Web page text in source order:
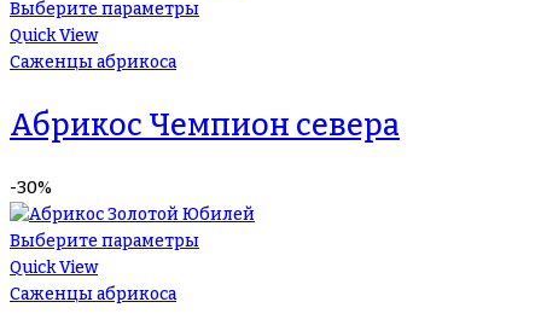
Выберите параметры
Quick View
Саженцы абрикоса
Абрикос Чемпион севера
-30%
Выберите параметры
Quick View
Саженцы абрикоса